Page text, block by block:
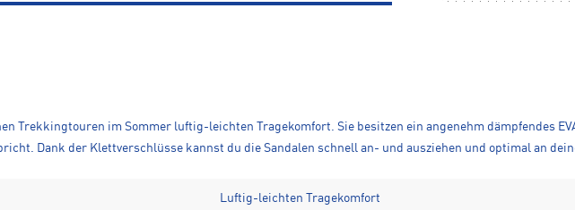
Trekkingtouren im Sommer luftig-leichten Tragekomfort. Sie besitzen ein angenehm dämpfendes
Dank der Klettverschlüsse kannst du die Sandalen schnell an- und ausziehen und optimal an
Luftig-leichten Tragekomfort